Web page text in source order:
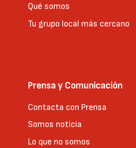
Qué somos
Tu grupo local más cercano
Prensa y Comunicación
Contacta con Prensa
Somos noticia
Lo que no somos